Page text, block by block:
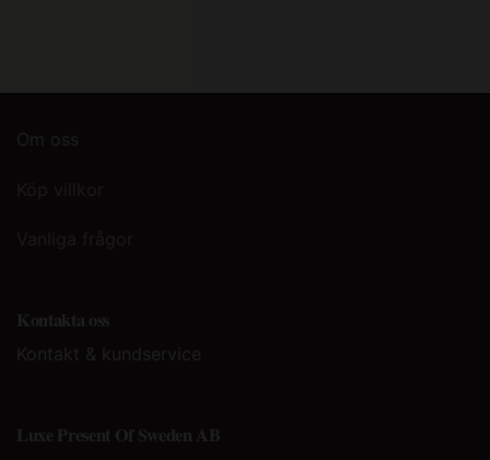
Om oss
Kontakta oss
Kontakt & kundservice
Luxe Present Of Sweden AB